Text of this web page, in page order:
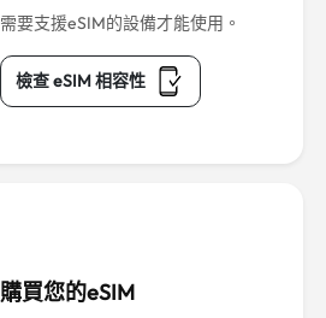
需要支援eSIM的設備才能使用。
檢查 eSIM 相容性
購買您的eSIM